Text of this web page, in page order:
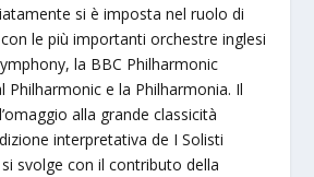
si è imposta nel ruolo di
le più importanti orchestre inglesi
la BBC Philharmonic
Philharmonic e la Philharmonia. Il
alla grande classicità
interpretativa de I Solisti
svolge con il contributo della